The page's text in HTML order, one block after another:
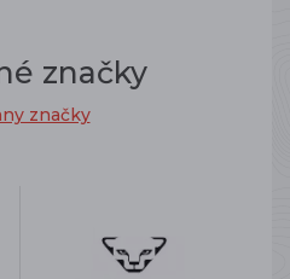
značky
značky